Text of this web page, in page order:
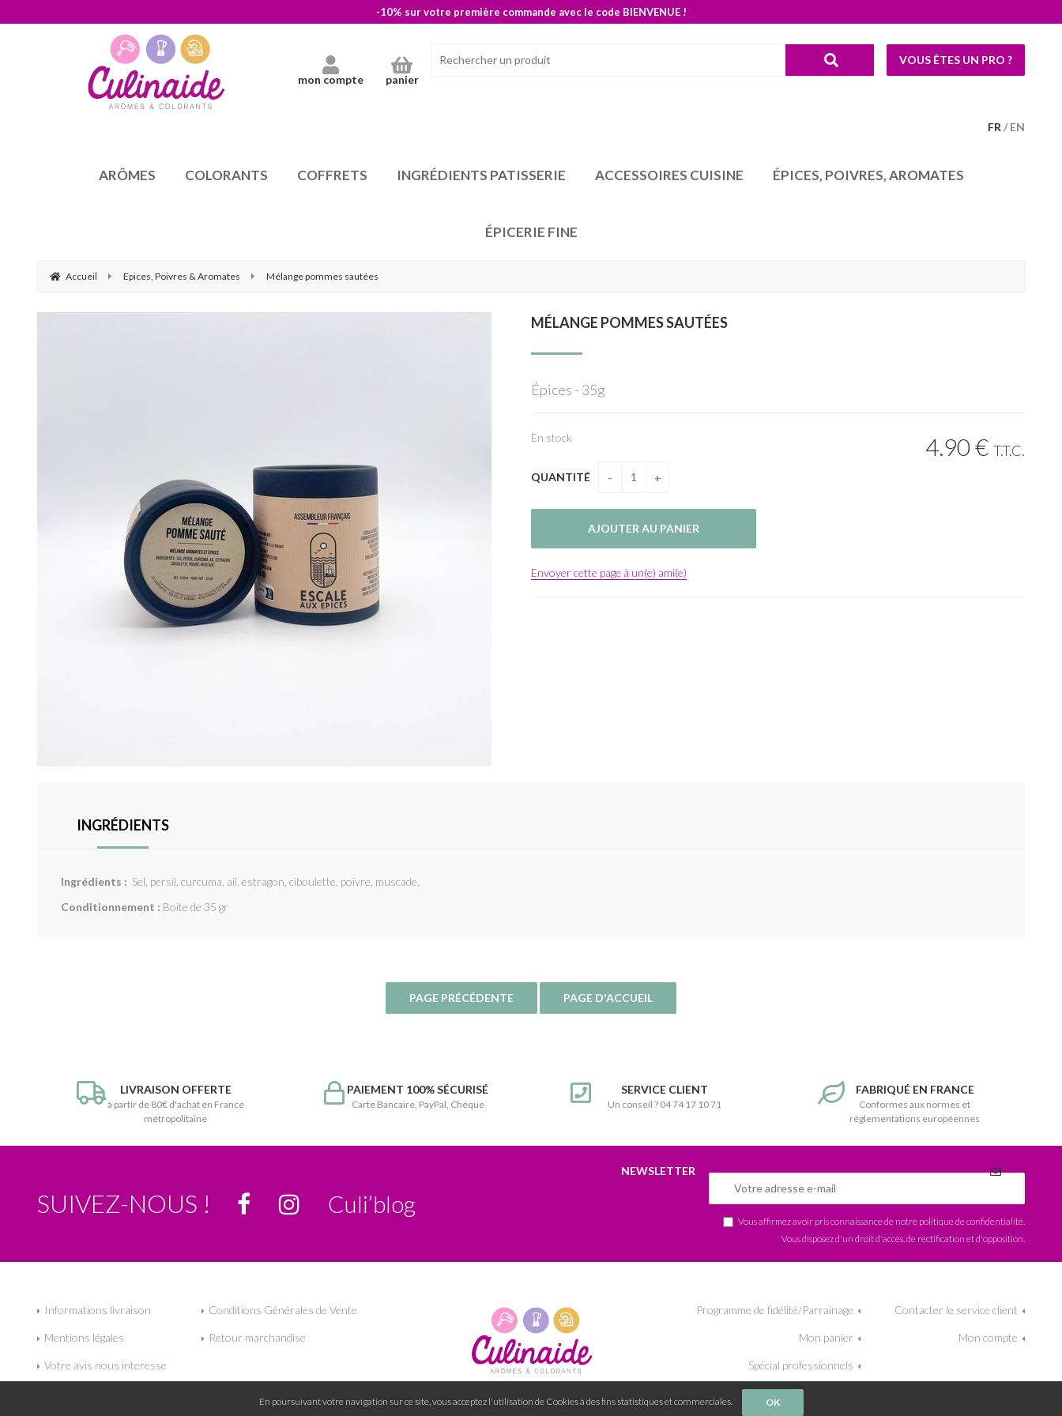
-10% sur votre première commande avec le code BIENVENUE !
FR EN
mon compte panier
VOUS ÊTES UN PRO ?
ARÔMES COLORANTS COFFRETS INGRÉDIENTS PATISSERIE ACCESSOIRES CUISINE ÉPICES, POIVRES, AROMATES
ÉPICERIE FINE
Accueil Epices, Poivres & Aromates Mélange pommes sautées
MÉLANGE POMMES SAUTÉES
Épices - 35g
4.90€ T.T.C.
En stock
QUANTITÉ
Envoyer cette page à un(e) ami(e)
INGRÉDIENTS
Ingrédients : Sel, persil, curcuma, ail, estragon, ciboulette, poivre, muscade.
Conditionnement : Boite de 35 gr
LIVRAISON OFFERTE
à partir de 80€ d'achat en France
métropolitaine
PAIEMENT 100% SÉCURISÉ
Carte Bancaire, PayPal, Chèque
SERVICE CLIENT
Un conseil ? 04 74 17 10 71
FABRIQUÉ EN FRANCE
Conformes aux normes et
réglementations européennes
SUIVEZ-NOUS ! Culi’blog
NEWSLETTER
Vous affirmez avoir pris connaissance de notre politique de confidentialité
Vous disposez d'un droit d'accès, de rectification et d'opposition.
Informations livraison Conditions Générales de Vente
Mentions légales Retour marchandise
Votre avis nous interesse
Programme de fidélité/Parrainage Contacter le service client
Mon panier Mon compte
Spécial professionnels
En poursuivant votre navigation sur ce site, vous acceptez l'utilisation de Cookies à des fins statistiques et commerciales. OK